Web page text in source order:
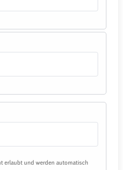
erlaubt und werden automatisch